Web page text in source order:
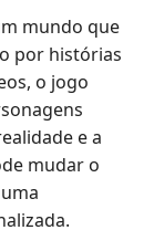
mundo que
por histórias
o jogo
e a
mudar o